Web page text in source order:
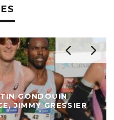
GONDOUIN
JIMMY GRESSIER